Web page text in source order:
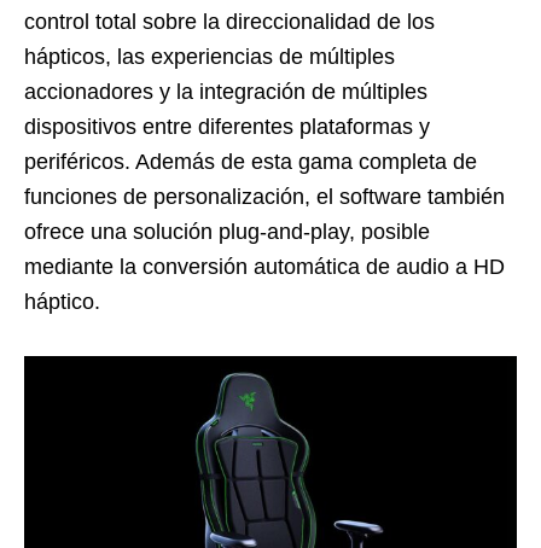
control total sobre la direccionalidad de los
hápticos, las experiencias de múltiples
accionadores y la integración de múltiples
dispositivos entre diferentes plataformas y
periféricos. Además de esta gama completa de
funciones de personalización, el software también
ofrece una solución plug-and-play, posible
mediante la conversión automática de audio a HD
háptico.